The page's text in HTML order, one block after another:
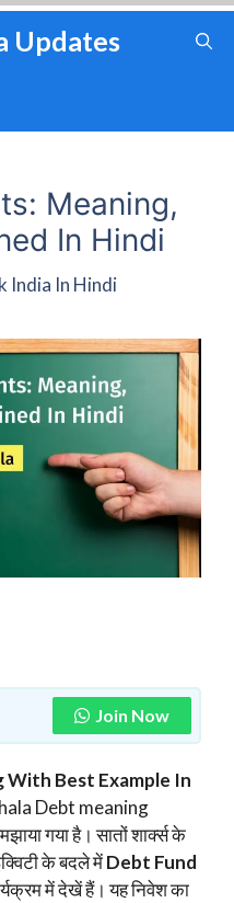
Updates
Meaning,
In Hindi
India In Hindi
Join Now
Best Example In
Debt meaning
गया है। सातों शार्क्स के
के बदले मेंDebt Fund
में देखें हैं। यह निवेश का